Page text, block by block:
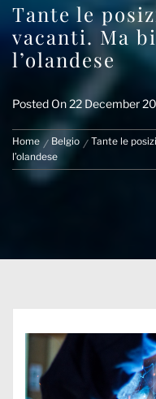
Tante le
vacanti. Ma
l’olandese
Posted On22 December
Home Belgio
Tante le
l’olandese